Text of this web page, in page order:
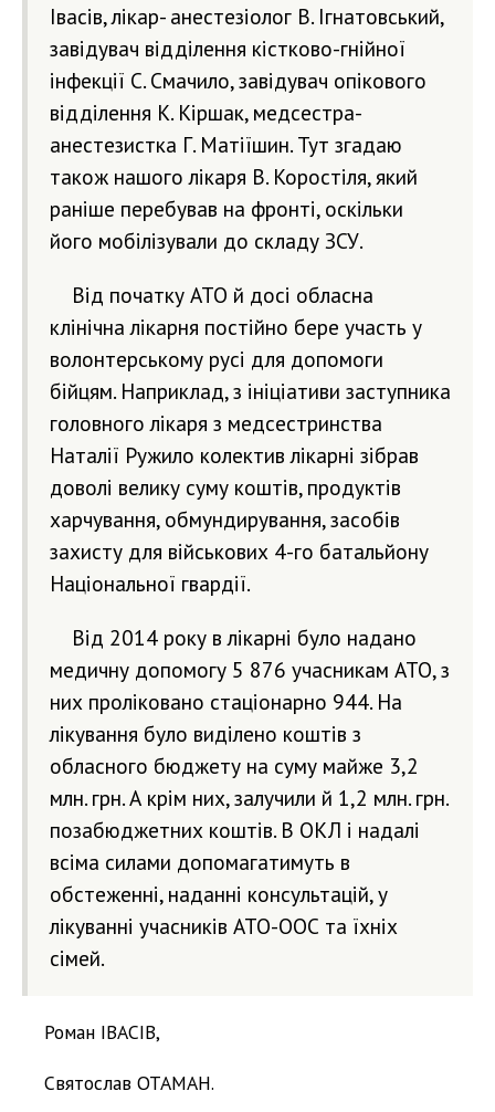
Івасів, лікар- анестезіолог В. Ігнатовський,
завідувач відділення кістково-гнійної
інфекції С. Смачило, завідувач опікового
відділення К. Кіршак, медсестра-
анестезистка Г. Матіїшин. Тут згадаю
також нашого лікаря В. Коростіля, який
раніше перебував на фронті, оскільки
його мобілізували до складу ЗСУ.
Від початку АТО й досі обласна
клінічна лікарня постійно бере участь у
волонтерському русі для допомоги
бійцям. Наприклад, з ініціативи заступника
головного лікаря з медсестринства
Наталії Ружило колектив лікарні зібрав
доволі велику суму коштів, продуктів
харчування, обмундирування, засобів
захисту для військових 4-го батальйону
Національної гвардії.
Від 2014 року в лікарні було надано
медичну допомогу 5 876 учасникам АТО, з
них проліковано стаціонарно 944. На
лікування було виділено коштів з
обласного бюджету на суму майже 3,2
млн. грн. А крім них, залучили й 1,2 млн. грн.
позабюджетних коштів. В ОКЛ і надалі
всіма силами допомагатимуть в
обстеженні, наданні консультацій, у
лікуванні учасників АТО-ООС та їхніх
сімей.
Роман ІВАСІВ,
Святослав ОТАМАН.